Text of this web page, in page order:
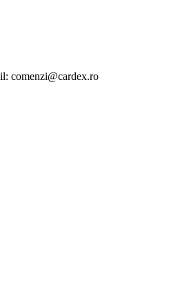
comenzi@cardex.ro